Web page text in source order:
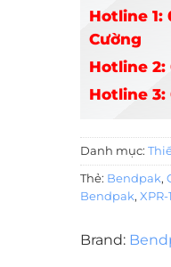
Hotline 1:
Cường
Hotline 2:
Hotline 3:
Danh mục:
Thẻ: Bendpak,
Bendpak,
Brand: